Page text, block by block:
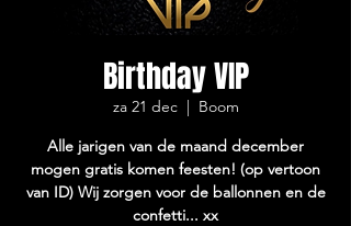
Birthday VIP
za 21 dec
  |
Boom
Alle jarigen van de maand december
mogen gratis komen feesten! (op vertoon
van ID) Wij zorgen voor de ballonnen en de
confetti... xx